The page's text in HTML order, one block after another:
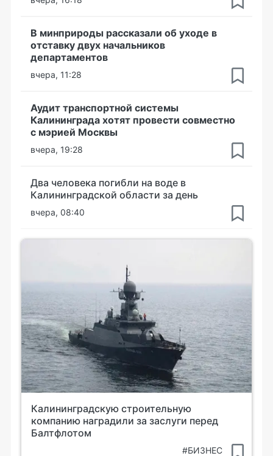
В минприроды рассказали об уходе в
отставку двух начальников
департаментов
вчера, 11:28
Аудит транспортной системы
Калининграда хотят провести совместно
с мэрией Москвы
вчера, 19:28
Два человека погибли на воде в
Калининградской области за день
вчера, 08:40
Калининградскую строительную
компанию наградили за заслуги перед
Балтфлотом
#БИЗНЕС